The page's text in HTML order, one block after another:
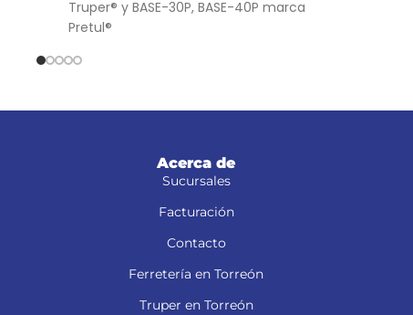
Truper® y BASE-30P, BASE-40P marca
Pretul®
Acerca de
Sucursales
Facturación
Contacto
Ferretería en Torreón
Truper en Torreón